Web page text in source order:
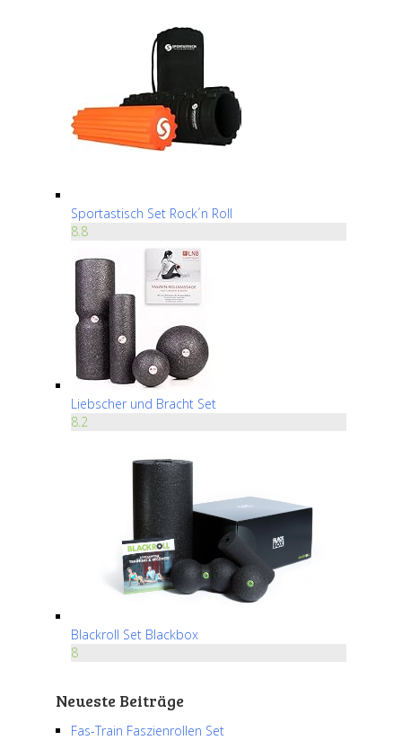
Sportastisch Set Rock´n Roll
8.8
Liebscher und Bracht Set
8.2
Blackroll Set Blackbox
8
Neueste Beiträge
Fas-Train Faszienrollen Set